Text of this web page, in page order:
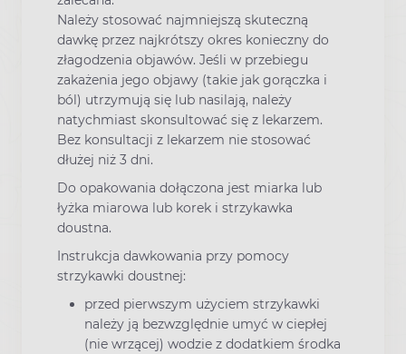
Należy stosować najmniejszą skuteczną
dawkę przez najkrótszy okres konieczny do
złagodzenia objawów. Jeśli w przebiegu
zakażenia jego objawy (takie jak gorączka i
ból) utrzymują się lub nasilają, należy
natychmiast skonsultować się z lekarzem.
Bez konsultacji z lekarzem nie stosować
dłużej niż 3 dni.
Do opakowania dołączona jest miarka lub
łyżka miarowa lub korek i strzykawka
doustna.
Instrukcja dawkowania przy pomocy
strzykawki doustnej:
przed pierwszym użyciem strzykawki
należy ją bezwzględnie umyć w ciepłej
(nie wrzącej) wodzie z dodatkiem środka